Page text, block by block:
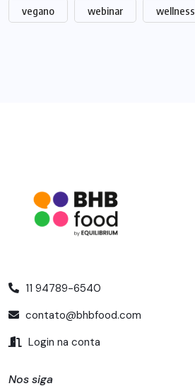
vegano webinar wellness
11 94789-6540
contato@bhbfood.com
Login na conta
Nos siga